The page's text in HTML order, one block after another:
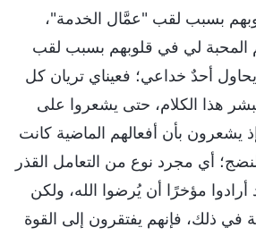
بسبب لقب "عمَّال الخدمة"،
المحبة لي في قلوبهم بسبب لقب
أحدٌ خداعي؛ فعيناي تريان كل
هذا الكلام، حتى يشعروا على
إذ يشعرون بأن أفعالهم الماضية كانت
أي مجرد نوع من التعامل القذر
مؤخرًا أن يُرضوا الله، ولكن
في ذلك، فإنهم يفتقرون إلى القوة